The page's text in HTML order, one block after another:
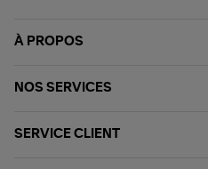
À PROPOS
NOS SERVICES
SERVICE CLIENT